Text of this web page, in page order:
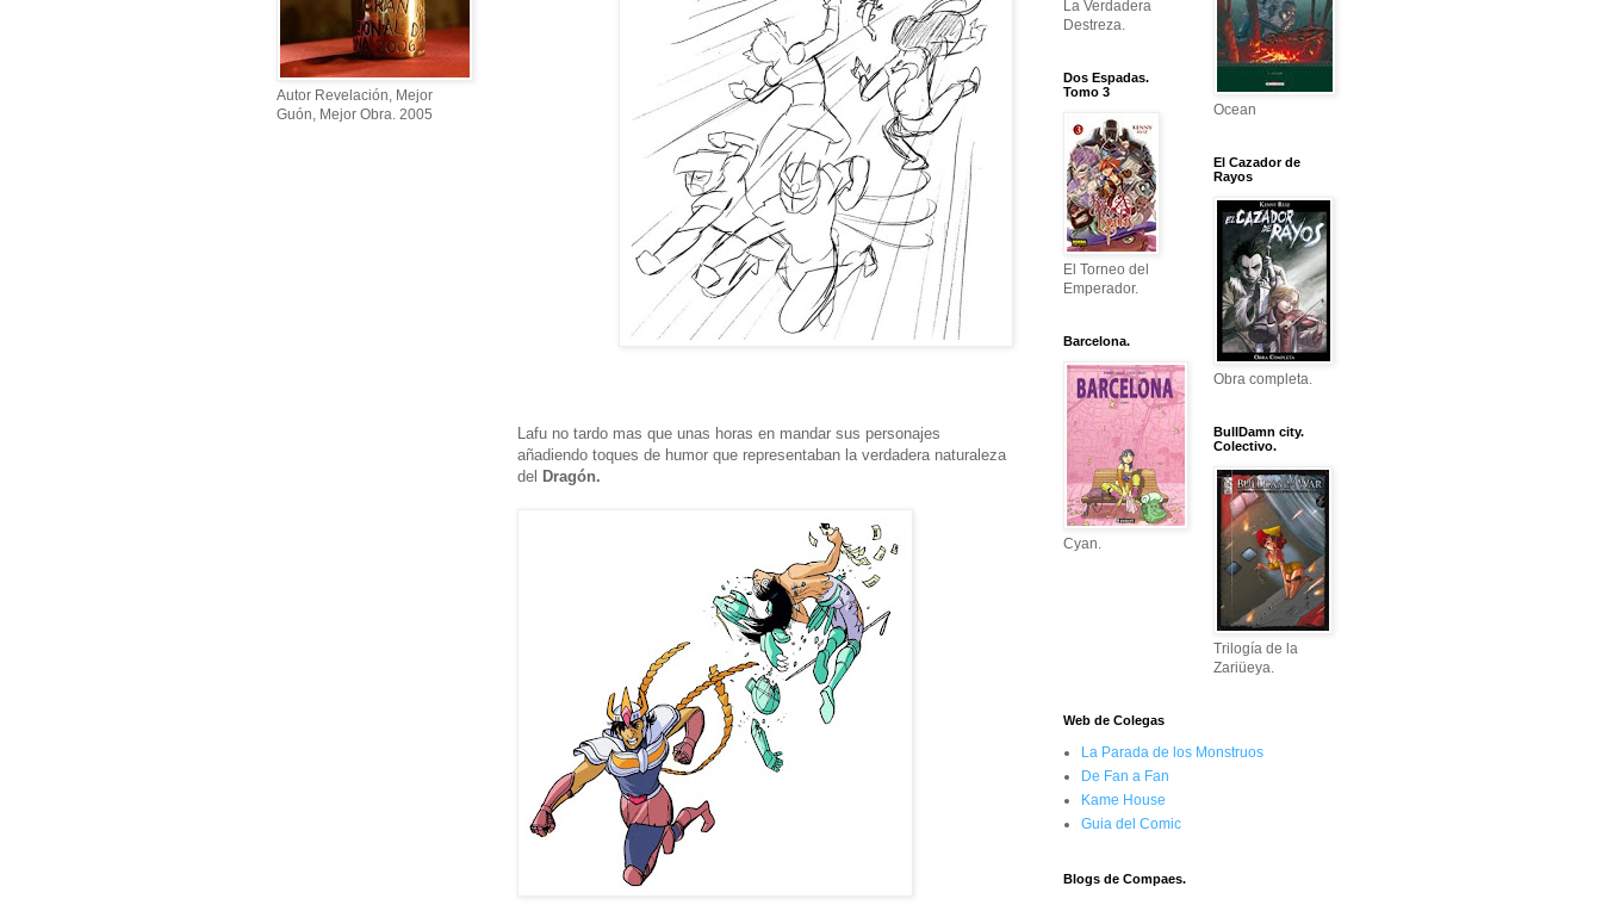
Lafu no tardo mas que unas horas en mandar sus personajes
añadiendo toques de humor que representaban la verdadera naturaleza
del Dragón.
Autor Revelación, Mejor
Guón, Mejor Obra. 2005
La Verdadera
Destreza.
Dos Espadas.
Tomo 3
El Torneo del
Emperador.
Barcelona.
Cyan.
Ocean
El Cazador de
Rayos
Obra completa.
BullDamn city.
Colectivo.
Trilogía de la
Zariüeya.
Web de Colegas
La Parada de los Monstruos
De Fan a Fan
Kame House
Guia del Comic
Blogs de Compaes.